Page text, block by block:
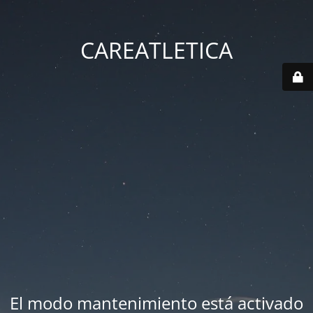
CAREATLETICA
El modo mantenimiento está activado